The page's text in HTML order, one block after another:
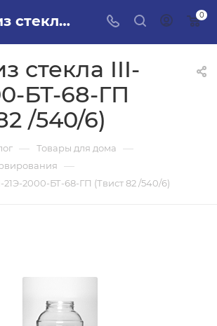
Банка из стекла III-21Э-2000-БТ-68-ГП (Твист 82 /540/6) в ПИЛОН — купить стройматериалы в интернет-магазине ПИЛОН с доставкой оптом и в розницу 0
стекла III-
БТ-68-ГП
/540/6)
— Товары для дома —
—
21Э-2000-БТ-68-ГП (Твист 82 /540/6)